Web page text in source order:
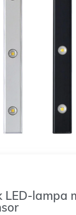
LED-lampa